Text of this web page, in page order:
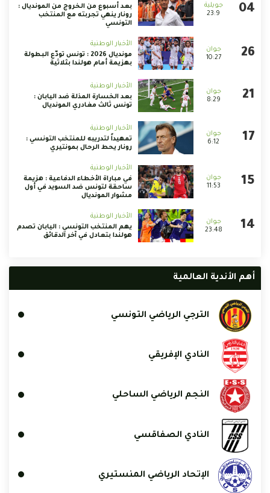
23:9
بعد أسبوع من الخروج من المونديال :
رونار ينهي تجربته مع المنتخب
التونسي
10:27
الأخبار الوطنية
مونديال 2026 : تونس تودّع البطولة
بهزيمة أمام هولندا بثلاثية
8:29
الأخبار الوطنية
بعد الخسارة المذلة ضد اليابان :
تونس ثالث مغادري المونديال
6:12
الأخبار الوطنية
تمهيداً لتدريبه للمنتخب التونسي :
رونار يحط الرحال بمونتيري
11:53
الأخبار الوطنية
في مباراة الأخطاء الدفاعية : هزيمة
ساحقة لتونس ضد السويد في أول
مشوار المونديال
23:48
الأخبار الوطنية
يهم المنتخب التونسي : اليابان تصدم
هولندا بتعادل في آخر الدقائق
أهم الأندية العالمية
الترجي الرياضي التونسي
النادي الإفريقي
النجم الرياضي الساحلي
النادي الصفاقسي
الإتحاد الرياضي المنستيري